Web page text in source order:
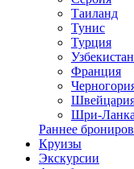
Таиланд
Тунис
Турция
Узбекистан
Франция
Шри-Ланка
Раннее
Круизы
Экскурсии